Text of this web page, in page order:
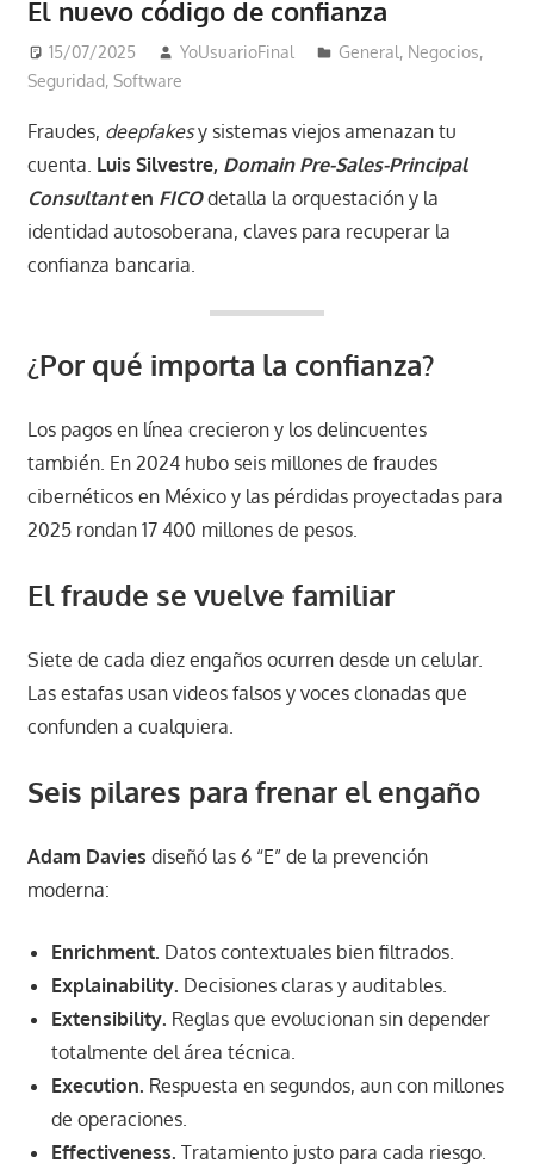
El nuevo código de confianza
15/07/2025 YoUsuarioFinal General, Negocios,
Seguridad, Software
Fraudes, deepfakesy sistemas viejos amenazan tu
cuenta. Luis Silvestre, Domain Pre-Sales-Principal
Consultanten FICOdetalla la orquestación y la
identidad autosoberana, claves para recuperar la
confianza bancaria.
¿Por qué importa la confianza?
Los pagos en línea crecieron y los delincuentes
también. En 2024 hubo seis millones de fraudes
cibernéticos en México y las pérdidas proyectadas para
2025 rondan 17 400 millones de pesos.
El fraude se vuelve familiar
Siete de cada diez engaños ocurren desde un celular.
Las estafas usan videos falsos y voces clonadas que
confunden a cualquiera.
Seis pilares para frenar el engaño
Adam Davies diseñó las 6 “E” de la prevención
moderna:
Enrichment. Datos contextuales bien filtrados.
Explainability. Decisiones claras y auditables.
Extensibility. Reglas que evolucionan sin depender
totalmente del área técnica.
Execution. Respuesta en segundos, aun con millones
de operaciones.
Effectiveness. Tratamiento justo para cada riesgo.